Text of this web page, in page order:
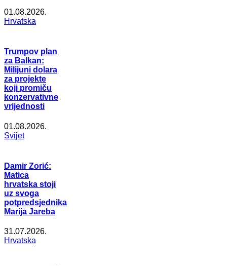
01.08.2026.
Hrvatska
Trumpov plan
za Balkan:
Milijuni dolara
za projekte
koji promiču
konzervativne
vrijednosti
01.08.2026.
Svijet
Damir Zorić:
Matica
hrvatska stoji
uz svoga
potpredsjednika
Marija Jareba
31.07.2026.
Hrvatska